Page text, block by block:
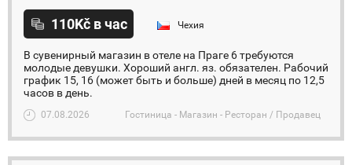
110Kč в час Чехия
В сувенирный магазин в отеле на Праге 6 требуются
молодые девушки. Хороший англ. яз. обязателен. Рабочий
график 15, 16 (может быть и больше) дней в месяц по 12,5
часов в день.
07.08.2026 Гостиница - Магазин - Ресторан / Продавец